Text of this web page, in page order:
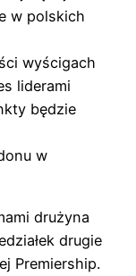
w polskich
wyścigach
liderami
będzie
w
drużyna
drugie
Premiership.